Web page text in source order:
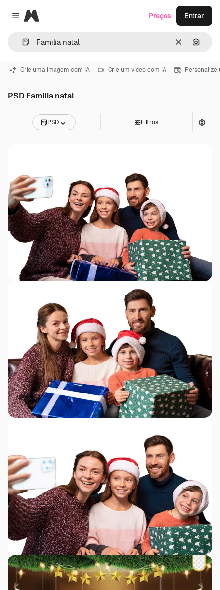
Close menu
Magnific
Limpar
Preços Entrar
Crie uma imagem com IA Crie um vídeo com IA Personalize
PSD Familia natal
PSD Filtros